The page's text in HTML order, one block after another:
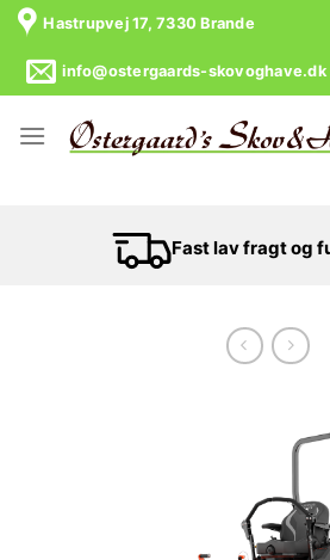
Skip
content
Hastrupvej 17, 7330 Brande
info@ostergaards-skovoghave.dk
Fast lav fragt og